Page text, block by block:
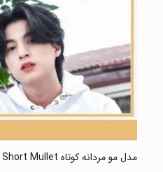
مدل مو مردانه کوتاه Short Mullet